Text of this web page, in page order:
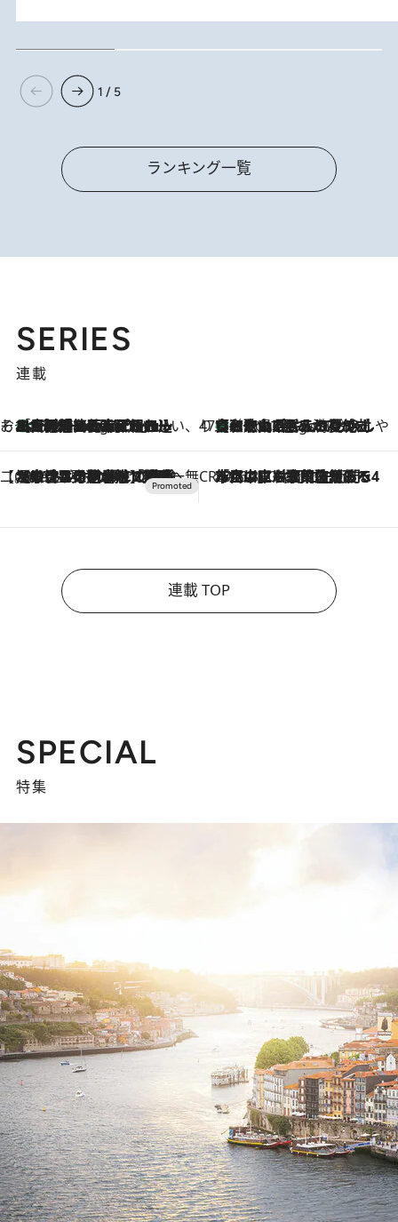
1 / 5
ランキング一覧
SERIES
連載
そおだよおこの関西おいしい、おやつ紀行3 Hours Ago
［大阪府箕面市］一皿一皿目の前で仕上げられる、料理を巧みに組み込んだアシェットデセールコース「ミチル アシェット デセール（Michiru assiette dessert）」 47都道府県の手みやげ ひんやりスイーツで夏を満喫
3 Hours Ago
【和歌山県】この夏絶対食べたい 冷やしておいしいおやつ3選 みかんがごろっと丸ごと入ったジュレ
【CREA×星野リゾート】唯一無二。癒しと発見が待つ場所へ
2026.8.7
【トンボの足水浴】ヒノキの香りに包まれて涼感マックス！約13℃の湧水かけ流しを避暑地「星野温泉 トンボの湯」で体験 CREA'S CHOICE
2026.8.7
「立川にも歌舞伎があるんだよ」 片岡仁左衛門・市川中車ら豪華座組みで4年目の立川立飛歌舞伎へ
連載 TOP
SPECIAL
特集